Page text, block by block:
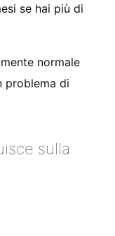
se hai più di
normale
problema di
sulla